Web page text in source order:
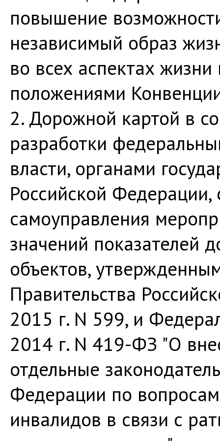
повышение
независимый образ
во всех аспектах жизни
положениями
2. Дорожной картой в
разработки
власти, органами
Российской Федерации,
самоуправления
значений показателей
объектов,
Правительства
2015 г. N 599, и
2014 г. N 419-ФЗ "О
отдельные
Федерации по
инвалидов в связи с